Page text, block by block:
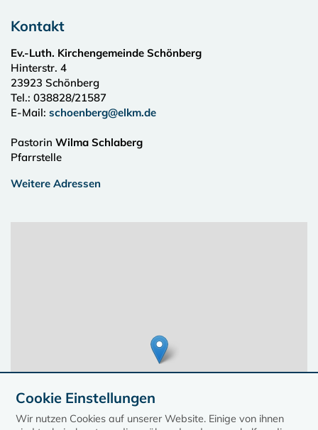
Kontakt
Ev.-Luth. Kirchengemeinde Schönberg
Hinterstr. 4
23923 Schönberg
Tel.: 038828/21587
E-Mail: schoenberg@elkm.de
Pastorin Wilma Schlaberg
Pfarrstelle
Weitere Adressen
Cookie Einstellungen
Wir nutzen Cookies auf unserer Website. Einige von ihnen